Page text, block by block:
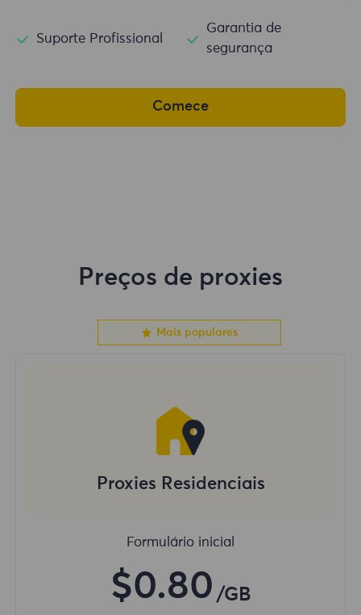
Suporte Profissional
Garantia de
segurança
Comece
Preços de proxies
Mais populares
Proxies Residenciais
Formulário inicial
$0.80 /GB